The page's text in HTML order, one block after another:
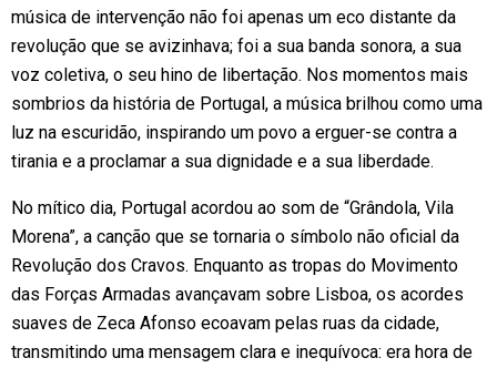
música de intervenção não foi apenas um eco distante da
revolução que se avizinhava; foi a sua banda sonora, a sua
voz coletiva, o seu hino de libertação. Nos momentos mais
sombrios da história de Portugal, a música brilhou como uma
luz na escuridão, inspirando um povo a erguer-se contra a
tirania e a proclamar a sua dignidade e a sua liberdade.
No mítico dia, Portugal acordou ao som de “Grândola, Vila
Morena”, a canção que se tornaria o símbolo não oficial da
Revolução dos Cravos. Enquanto as tropas do Movimento
das Forças Armadas avançavam sobre Lisboa, os acordes
suaves de Zeca Afonso ecoavam pelas ruas da cidade,
transmitindo uma mensagem clara e inequívoca: era hora de